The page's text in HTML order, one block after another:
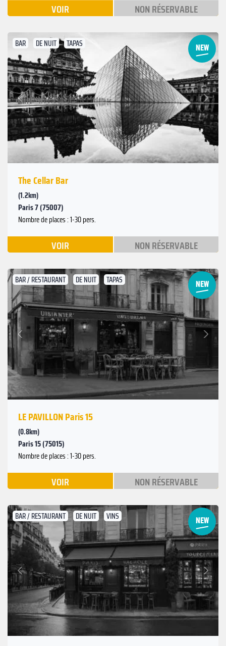
VOIR NON RÉSERVABLE
BAR DE NUIT TAPAS
Précédent
Suivant
The Cellar Bar
(1.2km)
Paris 7 (75007)
Nombre de places : 1-30 pers.
VOIR NON RÉSERVABLE
BAR / RESTAURANT DE NUIT TAPAS
Précédent
Suivant
LE PAVILLON Paris 15
(0.8km)
Paris 15 (75015)
Nombre de places : 1-30 pers.
VOIR NON RÉSERVABLE
BAR / RESTAURANT DE NUIT VINS
Précédent
Suivant